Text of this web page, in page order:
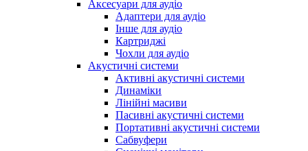
Аксесуари для аудіо
Адаптери для аудіо
Інше для аудіо
Картриджі
Чохли для аудіо
Акустичні системи
Активні акустичні системи
Динаміки
Лінійні масиви
Пасивні акустичні системи
Портативні акустичні системи
Сабвуфери